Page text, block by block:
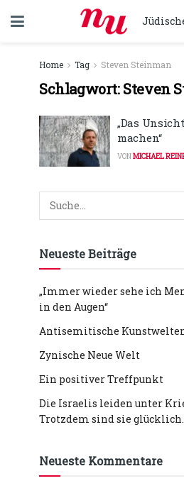
Home Tag Steven Steinman
Schlagwort:Steven
„Das
machen“
VONMICHAEL
Neueste Beiträge
„Immer wieder sehe ich
in den Augen“
Antisemitische
Zynische Neue Welt
Ein positiver Treffpunkt
Die Israelis leiden unter
Trotzdem sind sie glücklich.
Neueste Kommentare